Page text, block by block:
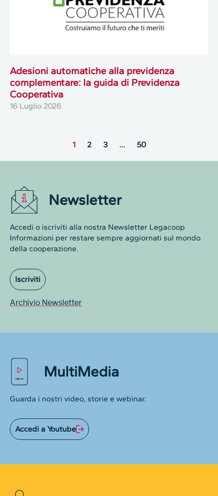
Adesioni automatiche alla previdenza
complementare: la guida di Previdenza
Cooperativa
16 Luglio 2026
1 2 3 … 50
Newsletter
Accedi o iscriviti alla nostra Newsletter Legacoop
Informazioni per restare sempre aggiornati sul mondo
della cooperazione.
Iscriviti
Archivio Newsletter
MultiMedia
Guarda i nostri video, storie e webinar.
Accedi a Youtube